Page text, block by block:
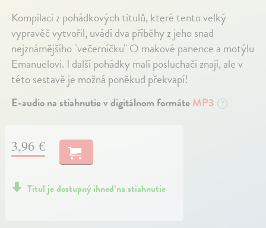
Kompilaci z pohádkových titulů, které tento velký
vypravěč vytvořil, uvádí dva příběhy z jeho snad
nejznámějšího "večerníčku" O makové panence a motýlu
Emanuelovi. I další pohádky malí posluchači znají, ale v
této sestavě je možná poněkud překvapí!
E-audio na stiahnutie v digitálnom formáteMP3 ?
3,96 €
Titul je dostupný ihneď na stiahnutie